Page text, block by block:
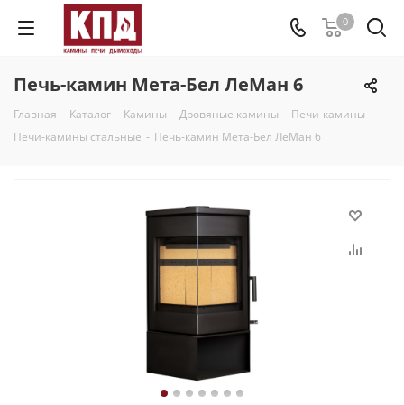
0
Печь-камин Мета-Бел ЛеМан 6
Главная - Каталог - Камины - Дровяные камины - Печи-камины -
Печи-камины стальные - Печь-камин Мета-Бел ЛеМан 6